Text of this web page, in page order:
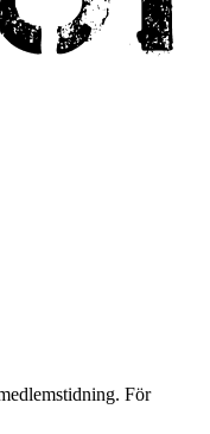
För